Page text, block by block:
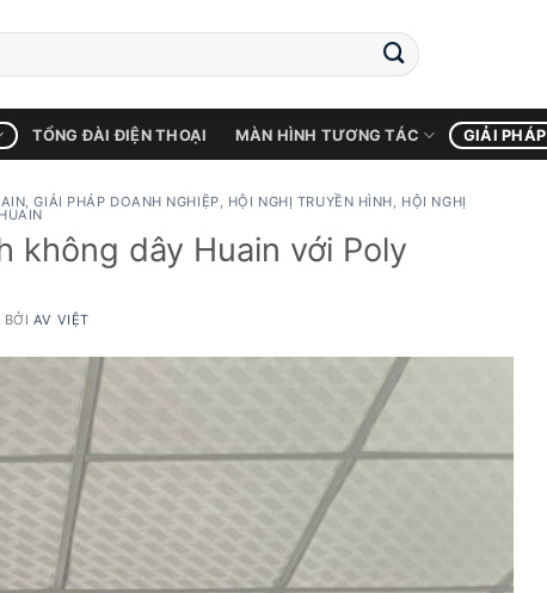
TỔNG ĐÀI ĐIỆN THOẠI MÀN HÌNH TƯƠNG TÁC GIẢI PHÁP
,GIẢI PHÁP DOANH NGHIỆP, HỘI NGHỊ TRUYỀN HÌNH, HỘI NGHỊ
HUAIN
không dây Huain với Poly
BỞI AV VIỆT